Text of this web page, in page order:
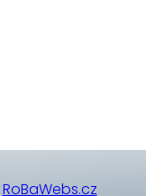
RoBaWebs.cz